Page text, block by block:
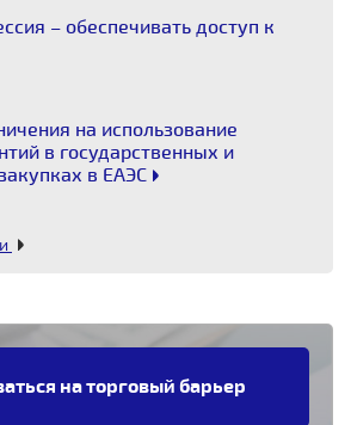
– обеспечивать доступ к
на использование
в государственных и
в ЕАЭС
на торговый барьер